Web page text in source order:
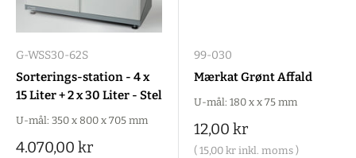
G-WSS30-62S
Sorterings-station - 4 x
15 Liter + 2 x 30 Liter - Stel
U-mål: 350 x 800 x 705 mm
Salgspris
4.070,00 kr
99-030
Mærkat Grønt Affald
U-mål: 180 x x 75 mm
Salgspris
12,00 kr
( 15,00 kr inkl. moms )